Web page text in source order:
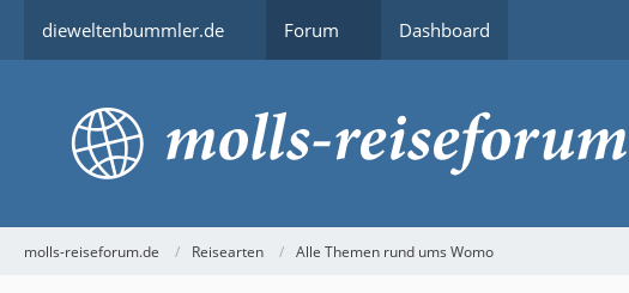
dieweltenbummler.de Forum Dashboard
molls-reiseforum.de Reisearten Alle Themen rund ums Womo